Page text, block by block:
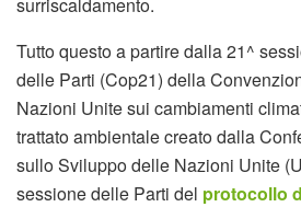
Tutto questo a partire dalla 21^
delle Parti (Cop21) della
Nazioni Unite sui cambiamenti
trattato ambientale creato dalla
sullo Sviluppo delle Nazioni Unite
sessione delle Parti del protocollo